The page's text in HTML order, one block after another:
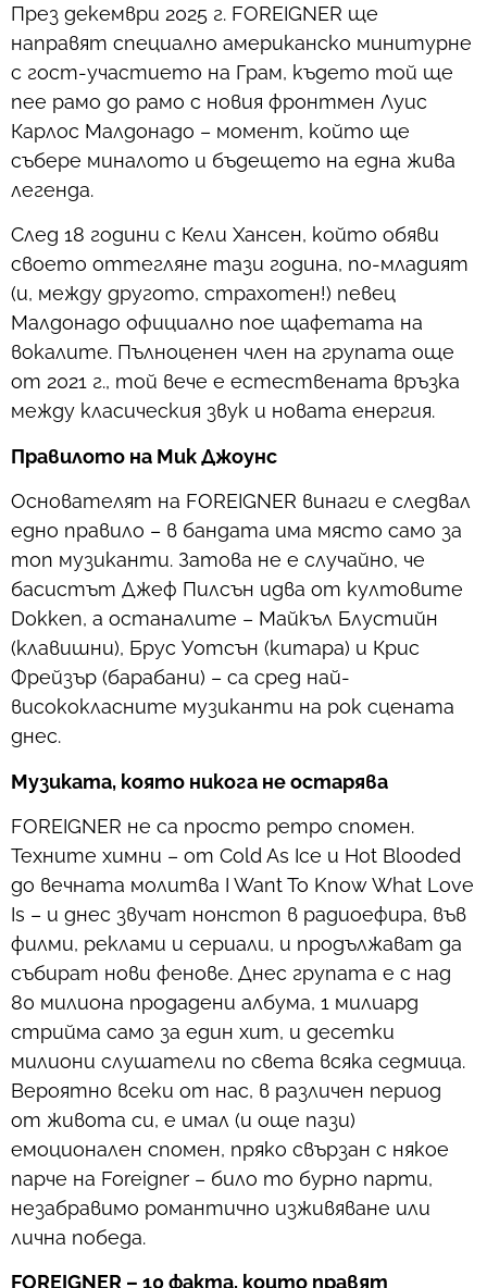
През декември 2025 г. FOREIGNER ще
направят специално американско минитурне
с гост-участието на Грам, където той ще
пее рамо до рамо с новия фронтмен Луис
Карлос Малдонадо – момент, който ще
събере миналото и бъдещето на една жива
легенда.
След 18 години с Кели Хансен, който обяви
своето оттегляне тази година, по-младият
(и, между другото, страхотен!) певец
Малдонадо официално пое щафетата на
вокалите. Пълноценен член на групата още
от 2021 г., той вече е естествената връзка
между класическия звук и новата енергия.
Правилото на Мик Джоунс
Основателят на FOREIGNER винаги е следвал
едно правило – в бандата има място само за
топ музиканти. Затова не е случайно, че
басистът Джеф Пилсън идва от култовите
Dokken, а останалите – Майкъл Блустийн
(клавишни), Брус Уотсън (китара) и Крис
Фрейзър (барабани) – са сред най-
висококласните музиканти на рок сцената
днес.
Музиката, която никога не остарява
FOREIGNER не са просто ретро спомен.
Техните химни – от Cold As Ice и Hot Blooded
до вечната молитва I Want To Know What Love
Is – и днес звучат нонстоп в радиоефира, във
филми, реклами и сериали, и продължават да
събират нови фенове. Днес групата е с над
80 милиона продадени албума, 1 милиард
стрийма само за един хит, и десетки
милиони слушатели по света всяка седмица.
Вероятно всеки от нас, в различен период
от живота си, е имал (и още пази)
емоционален спомен, пряко свързан с някое
парче на Foreigner – било то бурно парти,
незабравимо романтично изживяване или
лична победа.
FOREIGNER – 10 факта, които правят